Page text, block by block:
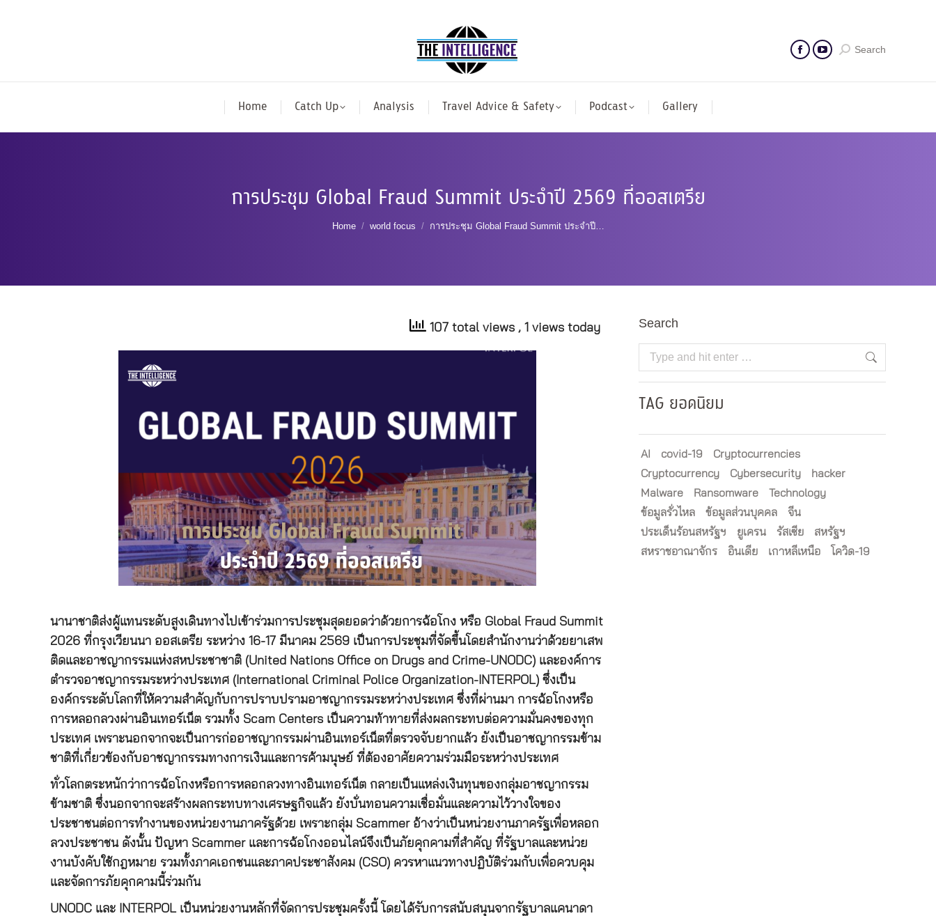
Search
Home Catch Up Analysis Travel Advice & Safety Podcast Gallery
การประชุม Global Fraud Summit ประจำปี 2569 ที่ออสเตรีย
You are here:
Home world focus การประชุม Global Fraud Summit ประจำปี…
107 total views , 1 views today
นานาชาติส่งผู้แทนระดับสูงเดินทางไปเข้าร่วมการประชุมสุดยอดว่าด้วยการฉ้อโกง หรือ Global Fraud Summit
2026 ที่กรุงเวียนนา ออสเตรีย ระหว่าง 16-17 มีนาคม 2569 เป็นการประชุมที่จัดขึ้นโดยสำนักงานว่าด้วยยาเสพ
ติดและอาชญากรรมแห่งสหประชาชาติ (United Nations Office on Drugs and Crime-UNODC) และองค์การ
ตำรวจอาชญากรรมระหว่างประเทศ (International Criminal Police Organization-INTERPOL) ซึ่งเป็น
องค์กรระดับโลกที่ให้ความสำคัญกับการปราบปรามอาชญากรรมระหว่างประเทศ ซึ่งที่ผ่านมา การฉ้อโกงหรือ
การหลอกลวงผ่านอินเทอร์เน็ต รวมทั้ง Scam Centers เป็นความท้าทายที่ส่งผลกระทบต่อความมั่นคงของทุก
ประเทศ เพราะนอกจากจะเป็นการก่ออาชญากรรมผ่านอินเทอร์เน็ตที่ตรวจจับยากแล้ว ยังเป็นอาชญากรรมข้าม
ชาติที่เกี่ยวข้องกับอาชญากรรมทางการเงินและการค้ามนุษย์ ที่ต้องอาศัยความร่วมมือระหว่างประเทศ
ทั่วโลกตระหนักว่าการฉ้อโกงหรือการหลอกลวงทางอินเทอร์เน็ต กลายเป็นแหล่งเงินทุนของกลุ่มอาชญากรรม
ข้ามชาติ ซึ่งนอกจากจะสร้างผลกระทบทางเศรษฐกิจแล้ว ยังบั่นทอนความเชื่อมั่นและความไว้วางใจของ
ประชาชนต่อการทำงานของหน่วยงานภาครัฐด้วย เพราะกลุ่ม Scammer อ้างว่าเป็นหน่วยงานภาครัฐเพื่อหลอก
ลวงประชาชน ดังนั้น ปัญหา Scammer และการฉ้อโกงออนไลน์จึงเป็นภัยคุกคามที่สำคัญ ที่รัฐบาลและหน่วย
งานบังคับใช้กฎหมาย รวมทั้งภาคเอกชนและภาคประชาสังคม (CSO) ควรหาแนวทางปฏิบัติร่วมกับเพื่อควบคุม
และจัดการภัยคุกคามนี้ร่วมกัน
UNODC และ INTERPOL เป็นหน่วยงานหลักที่จัดการประชุมครั้งนี้ โดยได้รับการสนับสนุนจากรัฐบาลแคนาดา
Search
Search:
TAG ยอดนิยม
AI covid-19
Cryptocurrencies
Cryptocurrency
Cybersecurity
hacker
Malware
Ransomware
Technology
ข้อมูลรั่วไหล
ข้อมูลส่วนบุคคล
จีน
ประเด็นร้อนสหรัฐฯ
ยูเครน รัสเซีย
สหรัฐฯ
สหราชอาณาจักร
อินเดีย เกาหลีเหนือ โควิด-19